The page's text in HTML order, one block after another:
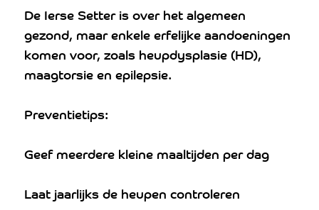
De Ierse Setter is over het algemeen
gezond, maar enkele erfelijke aandoeningen
komen voor, zoals heupdysplasie (HD),
maagtorsie en epilepsie.
Preventietips:
Geef meerdere kleine maaltijden per dag
Laat jaarlijks de heupen controleren